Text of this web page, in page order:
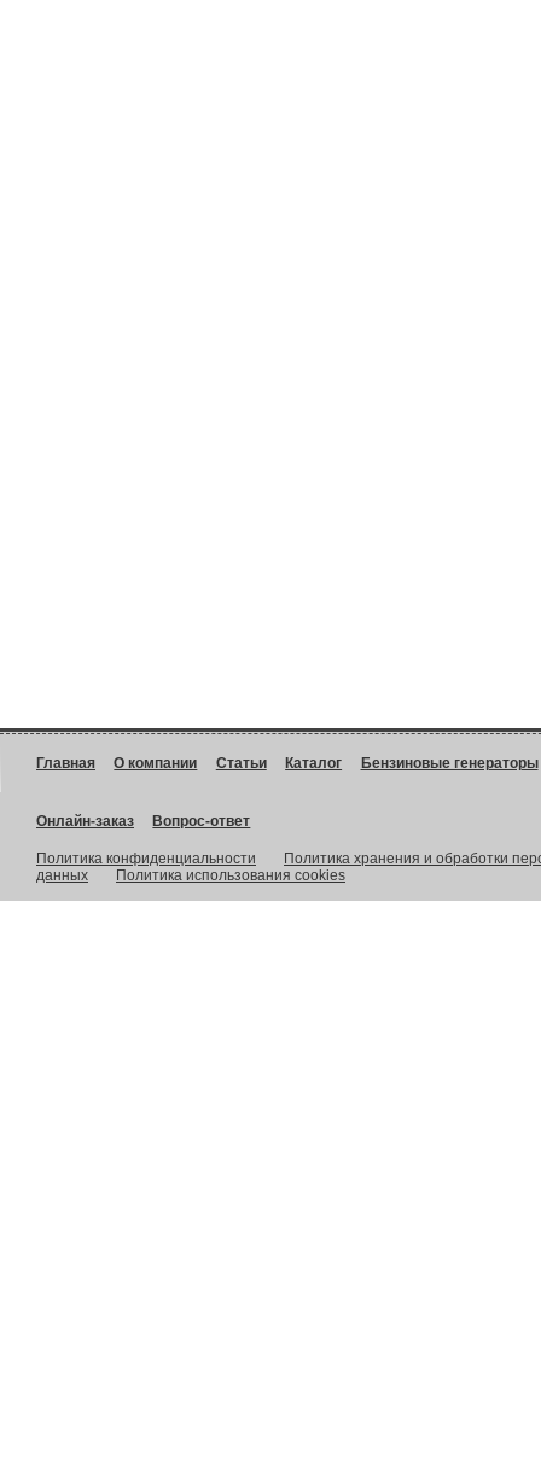
Главная О компании Статьи Каталог Бензиновые генераторы
Онлайн-заказ Вопрос-ответ
Политика конфиденциальности
Политика хранения и обработки
данных
Политика использования cookies